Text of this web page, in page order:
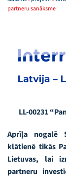
partneru sanāksme
LL-00231
Aprīļa nogalē
klātienē tikās
Lietuvas, lai
partneru